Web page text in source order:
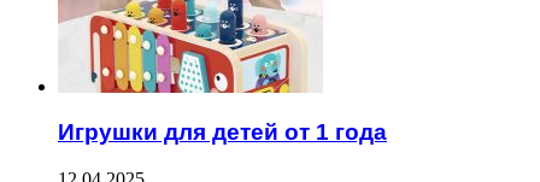
Игрушки для детей от 1 года